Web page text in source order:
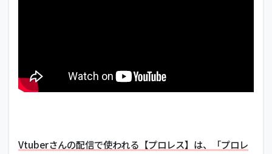
Vtuberさんの配信で使われる【プロレス】は、「プロレ